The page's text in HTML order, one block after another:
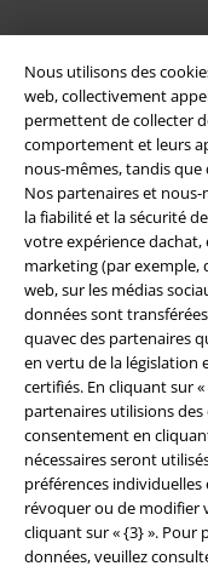
Nous utilisons des
web, collectivement
permettent de collecter
comportement et leurs
nous-mêmes, tandis
Nos partenaires et
la fiabilité et la sécurité
votre expérience dachat,
marketing (par exemple,
web, sur les médias
données sont
quavec des partenaires
en vertu de la
certifiés. En cliquant sur
partenaires utilisions
consentement en
nécessaires seront
préférences individuelles
révoquer ou de
cliquant sur « {3} ».
données, veuillez
Légal
Conditions générales
Éditeur
Clauses de confidentialité
Élimination des déchets
Déclaration de
Informations sur